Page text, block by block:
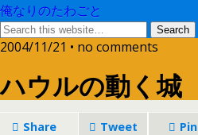
俺なりのたわごと
2004/11/21 • no comments
ハウルの動く城
Share Tweet Pin